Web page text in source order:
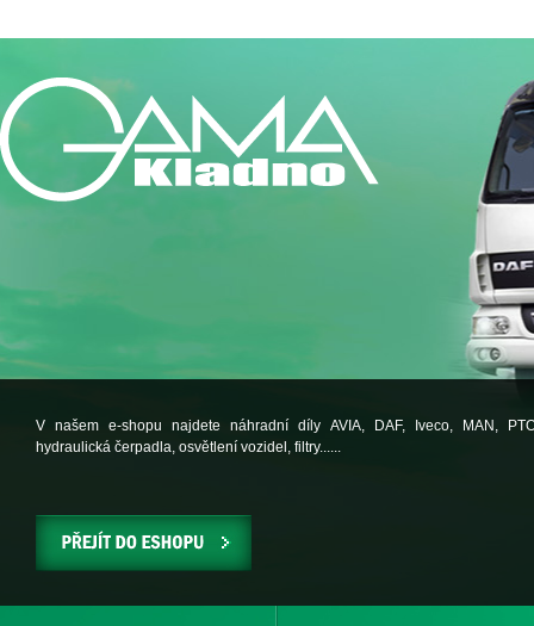
V našem e-shopu najdete náhradní díly AVIA, DAF, Iveco, MAN,
hydraulická čerpadla, osvětlení vozidel, filtry......